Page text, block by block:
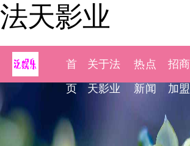
法天影业
首
页
关于法
天影业
热点
新闻
招商
加盟